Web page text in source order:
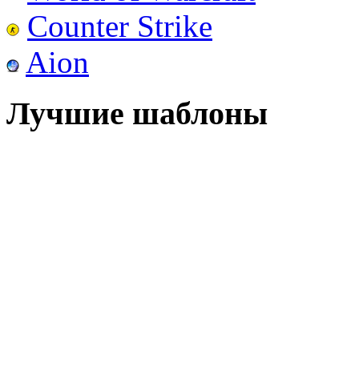
Counter Strike
Aion
Лучшие шаблоны